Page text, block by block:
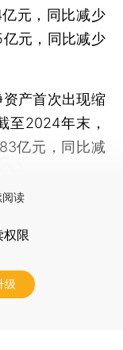
元，同比减少
元，同比减少
产首次出现缩
至2024年末，
亿元，同比减
阅读
权限
级